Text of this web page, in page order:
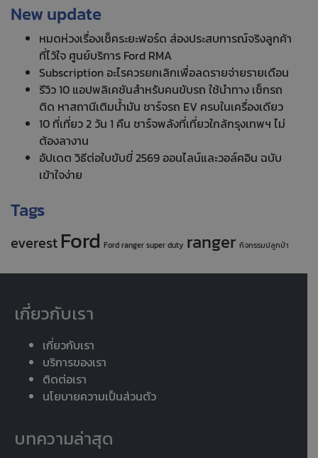
New update
หมดห่วงเรื่องเช็คระยะฟอร์ด ส่องประสบการณ์จริงลูกค้า
ที่ไว้ใจ ศูนย์บริการ Ford RMA
Subscription อะไรควรยกเลิกเพื่อลดรายจ่ายรายเดือน
รีวิว 10 แอปพลิเคชันสำหรับคนขับรถ ใช้นำทาง เช็กรถ
ติด หาสถานีเติมน้ำมัน ชาร์จรถ EV ครบในเครื่องเดียว
10 ที่เที่ยว 2 วัน 1 คืน ชาร์จพลังที่เที่ยวใกล้กรุงเทพฯ ไม่
ต้องลางาน
อัปเดต วิธีต่อใบขับขี่ 2569 ออนไลน์และวอล์คอิน ฉบับ
เข้าใจง่าย
Tags
everest Ford Ford ranger super duty ranger กิจกรรมปลูกป่า
เกี่ยวกับเรา
เกี่ยวกับเรา
บริการของเรา
ติดต่อเรา
นโยบายความเป็นส่วนตัว
บทความล่าสุด